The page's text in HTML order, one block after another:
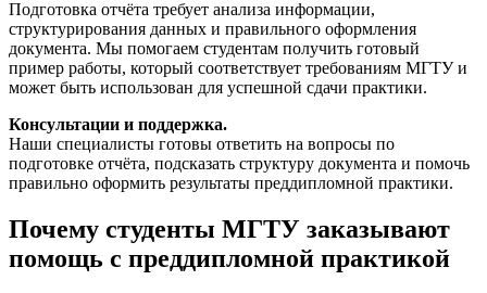
Подготовка отчёта требует анализа информации,
структурирования данных и правильного оформления
документа. Мы помогаем студентам получить готовый
пример работы, который соответствует требованиям МГТУ и
может быть использован для успешной сдачи практики.
Консультации и поддержка.
Наши специалисты готовы ответить на вопросы по
подготовке отчёта, подсказать структуру документа и помочь
правильно оформить результаты преддипломной практики.
Почему студенты МГТУ заказывают
помощь с преддипломной практикой